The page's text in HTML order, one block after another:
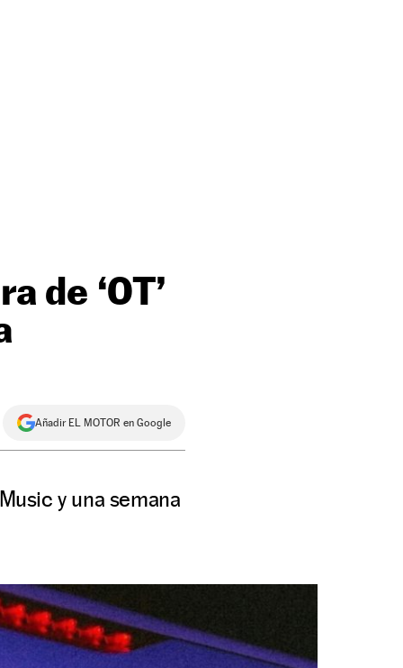
de ‘OT’
Añadir EL MOTOR en Google
y una semana